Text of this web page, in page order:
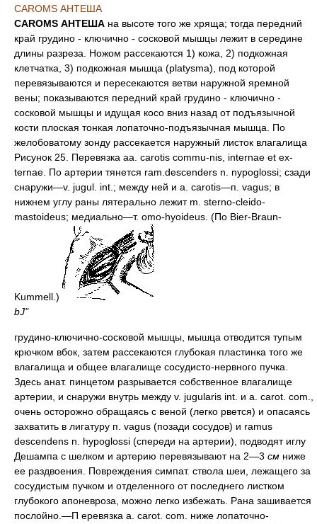
CAROMS АНТЕША
CAROMS АНТЕША на высоте того же хряща; тогда передний
край грудино - ключично - сосковой мышцы лежит в середине
длины разреза. Ножом рассекаются 1) кожа, 2) подкожная
клетчатка, 3) подкожная мышца (platysma), под которой
перевязываются и пересекаются ветви наружной яремной
вены; показываются передний край грудино - ключично -
сосковой мышцы и идущая косо вниз назад от подъязычной
кости плоская тонкая лопаточно-подъязычная мышца. По
желобоватому зонду рассекается наружный листок влагалища
Рисунок 25. Перевязка аа. carotis commu-nis, internae et ex-
ternae. По артерии тянется ram.descenders n. nypoglossi; сзади
снаружи—v. jugul. int.; между ней и a. carotis—п. vagus; в
нижнем углу раны лятерально лежит m. sterno-cleido-
mastoideus; медиально—т. omo-hyoideus. (По Bier-Braun-
Kummell.)
bJ"
грудино-ключично-сосковой мышцы, мышца отводится тупым
крючком вбок, затем рассекаются глубокая пластинка того же
влагалища и общее влагалище сосудисто-нервного пучка.
Здесь анат. пинцетом разрывается собственное влагалище
артерии, и снаружи внутрь между v. jugularis int. и а. carot. com.,
очень осторожно обращаясь с веной (легко рвется) и опасаясь
захватить в лигатуру п. vagus (позади сосудов) и ramus
descendens n. hypoglossi (спереди на артерии), подводят иглу
Дешампа с шелком и артерию перевязывают на 2—3 см ниже
ее раздвоения. Повреждения симпат. ствола шеи, лежащего за
сосудистым пучком и отделенного от последнего листком
глубокого апоневроза, можно легко избежать. Рана зашивается
послойно.—П еревязка а. carot. com. ниже лопаточно-